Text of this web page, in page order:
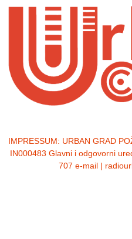
IMPRESSUM: URBAN GRAD
IN000483 Glavni i odgovorni
707 e-mail |